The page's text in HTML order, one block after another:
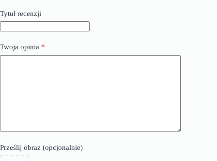
Tytuł recenzji
Twoja opinia *
Prześlij obraz (opcjonalnie)